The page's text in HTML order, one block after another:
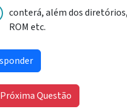
conterá, além dos
ROM etc.
Próxima Questão